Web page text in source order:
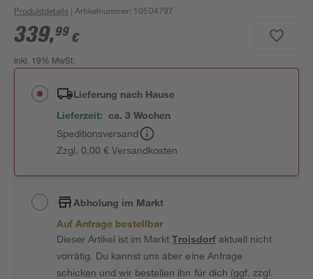
Produktdetails | Artikelnummer: 10504797
339,99 €
inkl. 19% MwSt.
Lieferung nach Hause
Lieferzeit: ca. 3 Wochen
Speditionsversand
Zzgl. 0,00 € Versandkosten
Abholung im Markt
Auf Anfrage bestellbar
Dieser Artikel ist im MarktTroisdorfaktuell nicht
vorrätig. Du kannst uns aber eine Anfrage
schicken und wir bestellen ihn für dich (ggf. zzgl.